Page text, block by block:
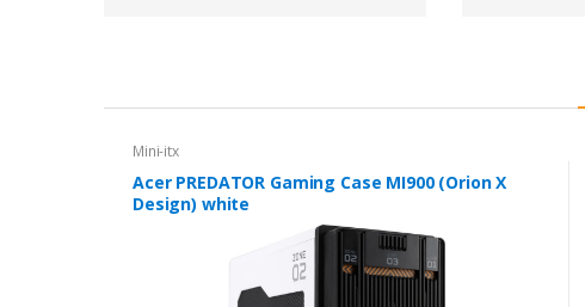
Mini-itx
Acer PREDATOR Gaming Case MI900 (Orion X
Design) white